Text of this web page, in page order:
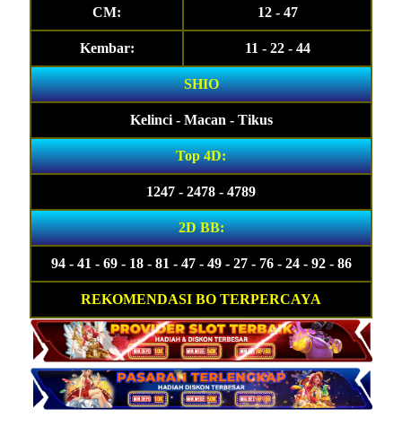
CM: 12 - 47
Kembar: 11 - 22 - 44
SHIO
Kelinci - Macan - Tikus
Top 4D:
1247 - 2478 - 4789
2D BB:
94 - 41 - 69 - 18 - 81 - 47 - 49 - 27 - 76 - 24 - 92 - 86
REKOMENDASI BO TERPERCAYA